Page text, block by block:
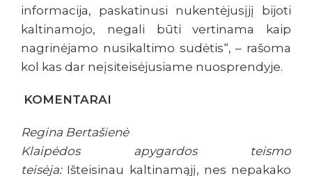
informacija, paskatinusi nukentėjusįjį bijoti
kaltinamojo, negali būti vertinama kaip
nagrinėjamo nusikaltimo sudėtis“, – rašoma
kol kas dar neįsiteisėjusiame nuosprendyje.
KOMENTARAI
Regina Bertašienė
Klaipėdos apygardos teismo
teisėja:Išteisinau kaltinamąjį, nes nepakako